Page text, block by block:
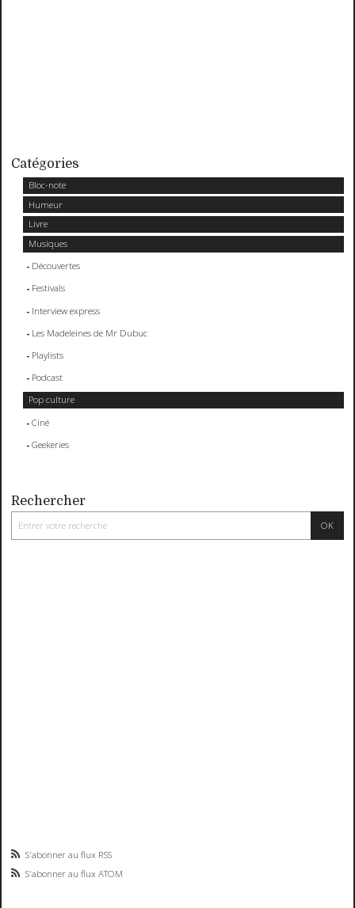
Catégories
Bloc-note
Humeur
Livre
Musiques
Découvertes
Festivals
Interview express
Les Madeleines de Mr Dubuc
Playlists
Podcast
Pop culture
Ciné
Geekeries
Rechercher
S'abonner au flux RSS
S'abonner au flux ATOM